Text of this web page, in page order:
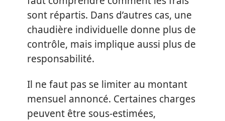
sont répartis. Dans d’autres cas, une
chaudière individuelle donne plus de
contrôle, mais implique aussi plus de
responsabilité.
Il ne faut pas se limiter au montant
mensuel annoncé. Certaines charges
peuvent être sous-estimées,